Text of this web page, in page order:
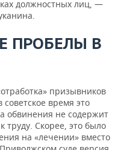
должностных лиц, —
ПРОБЕЛЫ В
призывников
время это
обвинения не содержит
труду. Скорее, это было
на «лечении» вместо